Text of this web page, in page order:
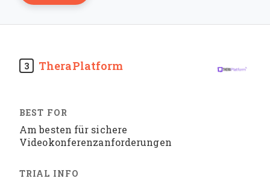
3 TheraPlatform
Am besten für sichere
Videokonferenzanforderungen